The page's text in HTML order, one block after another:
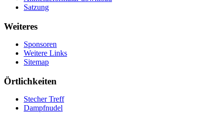
Satzung
Weiteres
Sponsoren
Weitere Links
Sitemap
Örtlichkeiten
Stecher Treff
Dampfnudel